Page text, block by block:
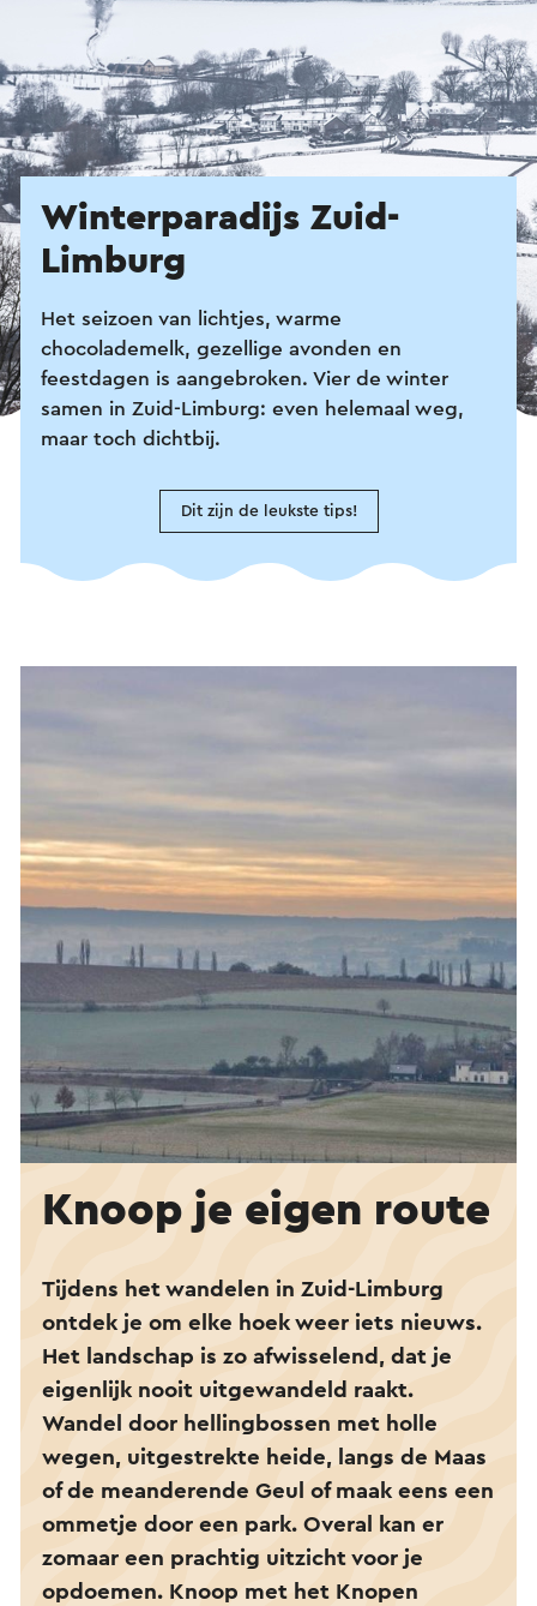
Winterparadijs Zuid-
Limburg
Het seizoen van lichtjes, warme
chocolademelk, gezellige avonden en
feestdagen is aangebroken. Vier de winter
samen in Zuid-Limburg: even helemaal weg,
maar toch dichtbij.
Dit zijn de leukste tips!
Knoop je eigen route
Tijdens het wandelen in Zuid-Limburg
ontdek je om elke hoek weer iets nieuws.
Het landschap is zo afwisselend, dat je
eigenlijk nooit uitgewandeld raakt.
Wandel door hellingbossen met holle
wegen, uitgestrekte heide, langs de Maas
of de meanderende Geul of maak eens een
ommetje door een park. Overal kan er
zomaar een prachtig uitzicht voor je
opdoemen. Knoop met het Knopen